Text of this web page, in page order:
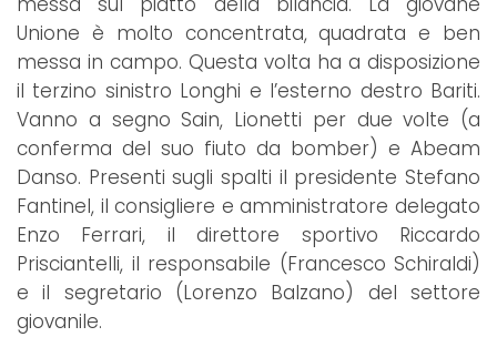
Unione è molto concentrata, quadrata e ben
messa in campo. Questa volta ha a disposizione
il terzino sinistro Longhi e l’esterno destro Bariti.
Vanno a segno Sain, Lionetti per due volte (a
conferma del suo fiuto da bomber) e Abeam
Danso. Presenti sugli spalti il presidente Stefano
Fantinel, il consigliere e amministratore delegato
Enzo Ferrari, il direttore sportivo Riccardo
Prisciantelli, il responsabile (Francesco Schiraldi)
e il segretario (Lorenzo Balzano) del settore
giovanile.